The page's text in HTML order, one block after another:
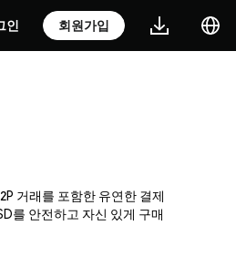
인 회원가입
거래를 포함한 유연한 결제
를 안전하고 자신 있게 구매